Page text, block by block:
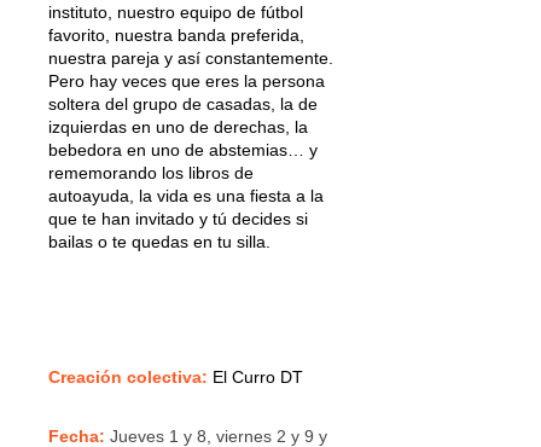
instituto, nuestro equipo de fútbol
favorito, nuestra banda preferida,
nuestra pareja y así constantemente.
Pero hay veces que eres la persona
soltera del grupo de casadas, la de
izquierdas en uno de derechas, la
bebedora en uno de abstemias… y
rememorando los libros de
autoayuda, la vida es una fiesta a la
que te han invitado y tú decides si
bailas o te quedas en tu silla.
Creación colectiva: El Curro DT
Fecha: Jueves 1 y 8, viernes 2 y 9 y